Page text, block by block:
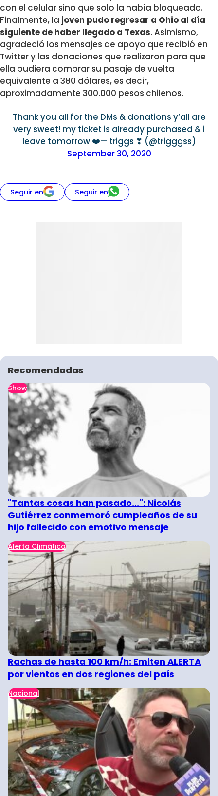
con el celular sino que solo la había bloqueado.
Finalmente, la joven pudo regresar a Ohio al día
siguiente de haber llegado a Texas. Asimismo,
agradeció los mensajes de apoyo que recibió en
Twitter y las donaciones que realizaron para que
ella pudiera comprar su pasaje de vuelta
equivalente a 380 dólares, es decir,
aproximadamente 300.000 pesos chilenos.
Thank you all for the DMs & donations y’all are
very sweet! my ticket is already purchased & i
leave tomorrow ❤️— triggs ❣ (@trigggss)
September 30, 2020
Seguir en Seguir en
Recomendadas
Show
"Tantas cosas han pasado...": Nicolás
Gutiérrez conmemoró cumpleaños de su
hijo fallecido con emotivo mensaje
Alerta Climática
Rachas de hasta 100 km/h: Emiten ALERTA
por vientos en dos regiones del país
Nacional